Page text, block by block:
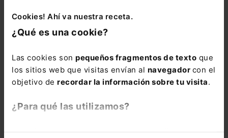
Cookies! Ahí va nuestra receta.
¿Qué es una cookie?
Las cookies son pequeños fragmentos de texto que
los sitios web que visitas envían al navegador con el
objetivo de recordar la información sobre tu visita.
¿Para qué las utilizamos?
PROYECTO LEY DE FAMILIAS
SECTOR LIBROS SGS SOLIDARIA
STEPHEN THALER